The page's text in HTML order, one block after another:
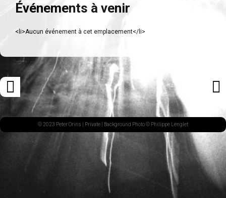
Événements à venir
<li>Aucun événement à cet emplacement</li>
Navigation
des
articles
ARTICLE
PRÉCÉDENT© 2023 Peter Orins | Private | Background Photo © Philippe Lenglet